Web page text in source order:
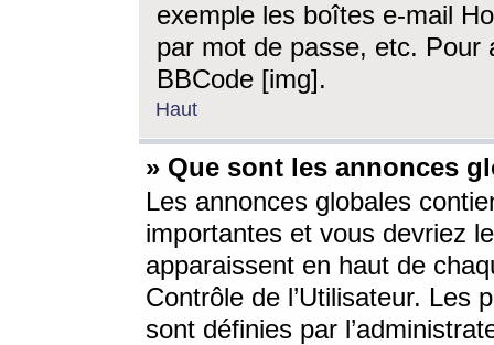
exemple les boîtes e-mail
par mot de passe, etc. Pour
BBCode [img].
Haut
» Que sont les annonces
Les annonces globales
importantes et vous devriez
apparaissent en haut de
Contrôle de l’Utilisateur. Les
sont définies par